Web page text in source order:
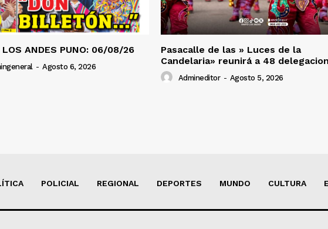
LOS ANDES PUNO: 06/08/26
- Agosto 6, 2026
Pasacalle de las » Luces de la
Candelaria» reunirá a 48
Admineditor - Agosto 5, 2026
POLICIAL REGIONAL DEPORTES MUNDO CULTURA